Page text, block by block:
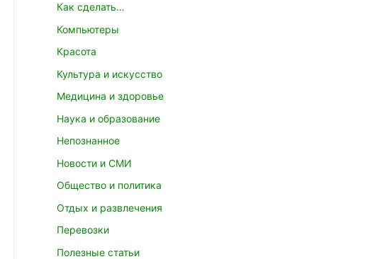
Как сделать…
Компьютеры
Красота
Культура и искусство
Медицина и здоровье
Наука и образование
Непознанное
Новости и СМИ
Общество и политика
Отдых и развлечения
Перевозки
Полезные статьи